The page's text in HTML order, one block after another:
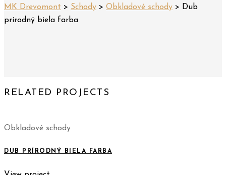
MK Drevomont > Schody > Obkladové schody > Dub
prírodný biela farba
RELATED PROJECTS
Obkladové schody
DUB PRÍRODNÝ BIELA FARBA